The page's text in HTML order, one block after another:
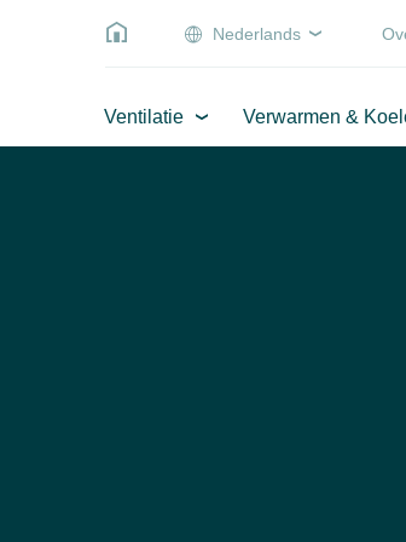
Nederlands
Ventilatie Verwarmen &